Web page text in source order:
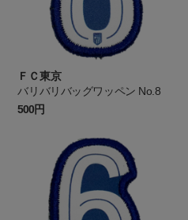
ＦＣ東京
バリバリバッグワッペン No.8
500円